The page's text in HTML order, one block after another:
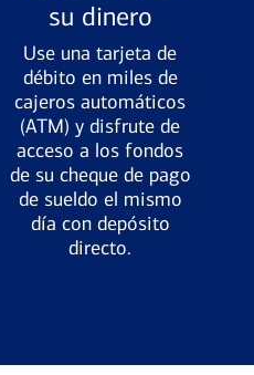
su dinero
Use una tarjeta de
débito en miles de
cajeros automáticos
(ATM) y disfrute de
acceso a los fondos
de su cheque de pago
de sueldo el mismo
día con depósito
directo.